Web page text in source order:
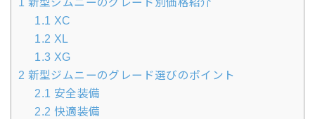
1.1 XC
1.2 XL
1.3 XG
2 新型ジムニーのグレード選びのポイント
2.1 安全装備
2.2 快適装備